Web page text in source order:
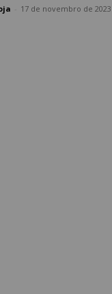
17 de novembro de 2023